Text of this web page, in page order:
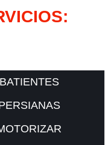
BATIENTES